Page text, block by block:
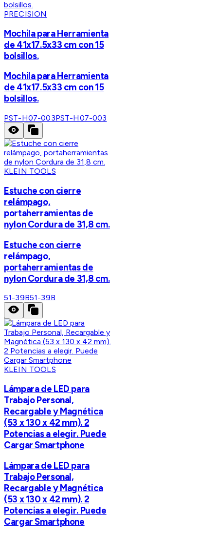
PRECISION
Mochila para Herramienta
de 41x17.5x33 cm con 15
bolsillos.
Mochila para Herramienta
de 41x17.5x33 cm con 15
bolsillos.
PST-H07-003PST-H07-003
KLEIN TOOLS
Estuche con cierre
relámpago,
portaherramientas de
nylon Cordura de 31,8 cm.
Estuche con cierre
relámpago,
portaherramientas de
nylon Cordura de 31,8 cm.
51-39B51-39B
KLEIN TOOLS
Lámpara de LED para
Trabajo Personal,
Recargable y Magnética
(53 x 130 x 42 mm). 2
Potencias a elegir. Puede
Cargar Smartphone
Lámpara de LED para
Trabajo Personal,
Recargable y Magnética
(53 x 130 x 42 mm). 2
Potencias a elegir. Puede
Cargar Smartphone